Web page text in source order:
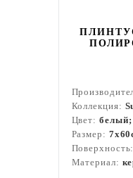
ПЛИНТУС
Коллекция:
Цвет: белый;
Размер:
Материал: